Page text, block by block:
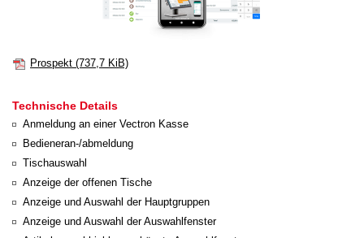
Prospekt (737,7 KiB)
Technische Details
Anmeldung an einer Vectron Kasse
Bedieneran-/abmeldung
Tischauswahl
Anzeige der offenen Tische
Anzeige und Auswahl der Hauptgruppen
Anzeige und Auswahl der Auswahlfenster